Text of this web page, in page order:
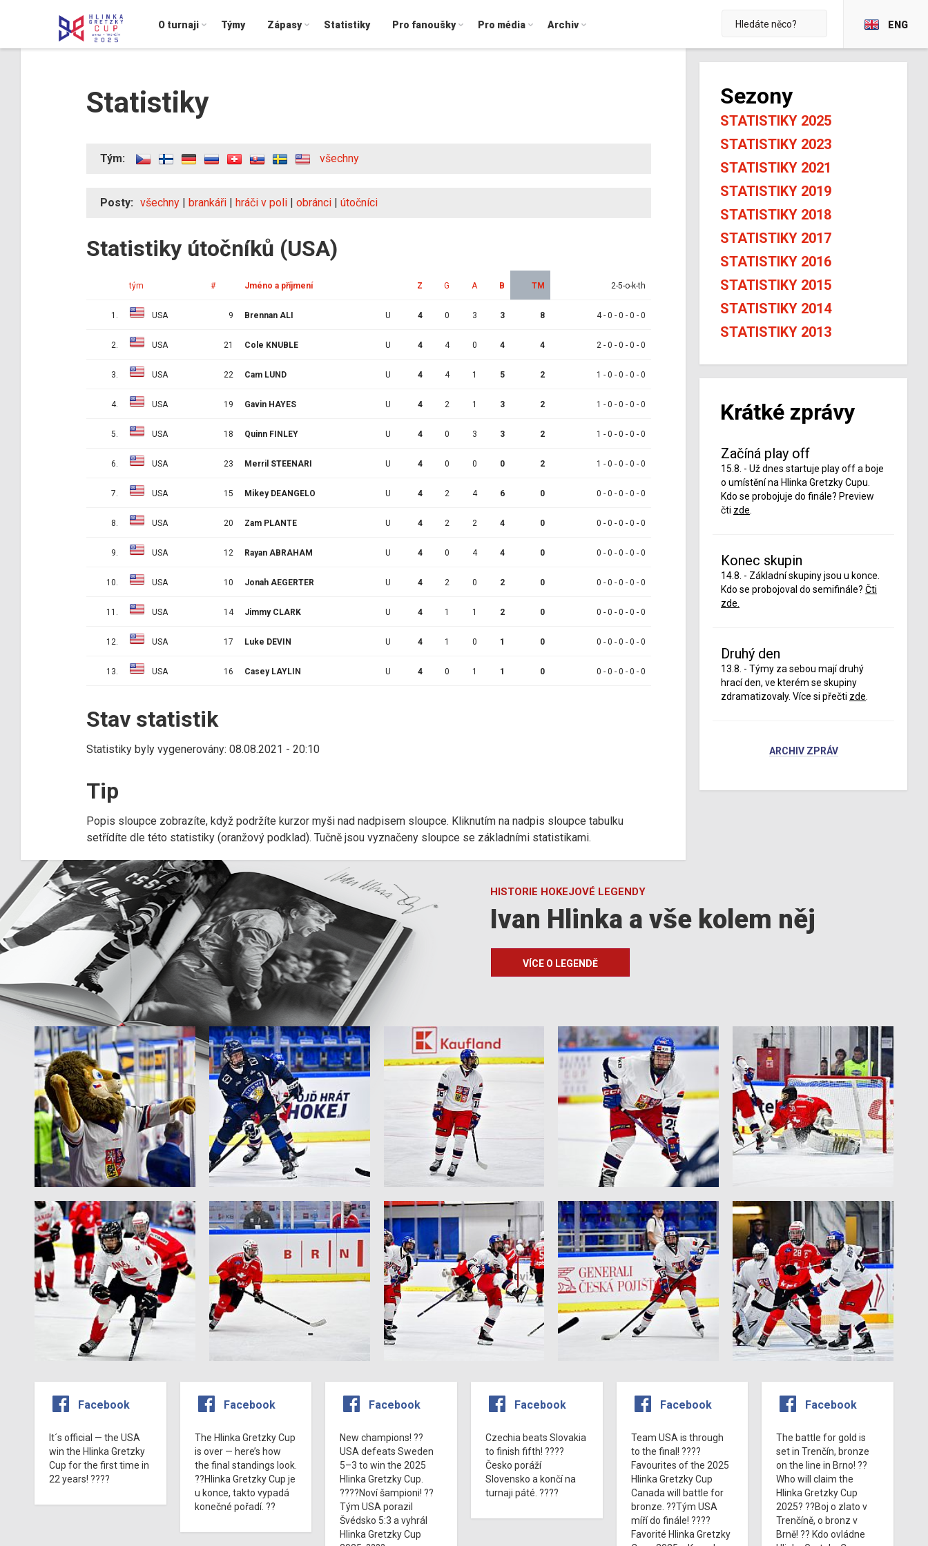
O turnaji Týmy Zápasy Statistiky Pro fanoušky Pro média Archiv ENG
Statistiky
Tým: všechny
Posty: všechny | brankáři | hráči v poli | obránci | útočníci
Statistiky útočníků (USA)
tým # Jméno a příjmení Z G A B TM 2-5-o-k-th
1. USA 9 Brennan ALI U 4 0 3 3 8 4 - 0 - 0 - 0 - 0
2. USA 21 Cole KNUBLE U 4 4 0 4 4 2 - 0 - 0 - 0 - 0
3. USA 22 Cam LUND U 4 4 1 5 2 1 - 0 - 0 - 0 - 0
4. USA 19 Gavin HAYES U 4 2 1 3 2 1 - 0 - 0 - 0 - 0
5. USA 18 Quinn FINLEY U 4 0 3 3 2 1 - 0 - 0 - 0 - 0
6. USA 23 Merril STEENARI U 4 0 0 0 2 1 - 0 - 0 - 0 - 0
7. USA 15 Mikey DEANGELO U 4 2 4 6 0 0 - 0 - 0 - 0 - 0
8. USA 20 Zam PLANTE U 4 2 2 4 0 0 - 0 - 0 - 0 - 0
9. USA 12 Rayan ABRAHAM U 4 0 4 4 0 0 - 0 - 0 - 0 - 0
10. USA 10 Jonah AEGERTER U 4 2 0 2 0 0 - 0 - 0 - 0 - 0
11. USA 14 Jimmy CLARK U 4 1 1 2 0 0 - 0 - 0 - 0 - 0
12. USA 17 Luke DEVIN U 4 1 0 1 0 0 - 0 - 0 - 0 - 0
13. USA 16 Casey LAYLIN U 4 0 1 1 0 0 - 0 - 0 - 0 - 0
Stav statistik
Statistiky byly vygenerovány: 08.08.2021 - 20:10
Tip
Popis sloupce zobrazíte, když podržíte kurzor myši nad nadpisem sloupce. Kliknutím na nadpis sloupce tabulku
setřídíte dle této statistiky (oranžový podklad). Tučně jsou vyznačeny sloupce se základními statistikami.
Sezony
STATISTIKY 2025
STATISTIKY 2023
STATISTIKY 2021
STATISTIKY 2019
STATISTIKY 2018
STATISTIKY 2017
STATISTIKY 2016
STATISTIKY 2015
STATISTIKY 2014
STATISTIKY 2013
Krátké zprávy
Začíná play off
15.8. - Už dnes startuje play off a boje
o umístění na Hlinka Gretzky Cupu.
Kdo se probojuje do finále? Preview
čti zde
Konec skupin
14.8. - Základní skupiny jsou u konce.
Kdo se probojoval do semifinále? Čti
zde.
Druhý den
13.8. - Týmy za sebou mají druhý
hrací den, ve kterém se skupiny
zdramatizovaly. Více si přečti zde
ARCHIV ZPRÁV
HISTORIE HOKEJOVÉ LEGENDY
Ivan Hlinka a vše kolem něj
VÍCE O LEGENDĚ
Facebook
It´s official — the USA
win the Hlinka Gretzky
Cup for the first time in
22 years! ????
Facebook
The Hlinka Gretzky Cup
is over — here’s how
the final standings look.
??Hlinka Gretzky Cup je
u konce, takto vypadá
konečné pořadí. ??
Facebook
New champions! ??
USA defeats Sweden
5–3 to win the 2025
Hlinka Gretzky Cup.
????Noví šampioni! ??
Tým USA porazil
Švédsko 5:3 a vyhrál
Hlinka Gretzky Cup
Facebook
Czechia beats Slovakia
to finish fifth! ????
Česko poráží
Slovensko a končí na
turnaji páté. ????
Facebook
Team USA is through
to the final! ????
Favourites of the 2025
Hlinka Gretzky Cup
Canada will battle for
bronze. ??Tým USA
míří do finále! ????
Favorité Hlinka Gretzky
Facebook
The battle for gold is
set in Trenčín, bronze
on the line in Brno! ??
Who will claim the
Hlinka Gretzky Cup
2025? ??Boj o zlato v
Trenčíně, o bronz v
Brně! ?? Kdo ovládne